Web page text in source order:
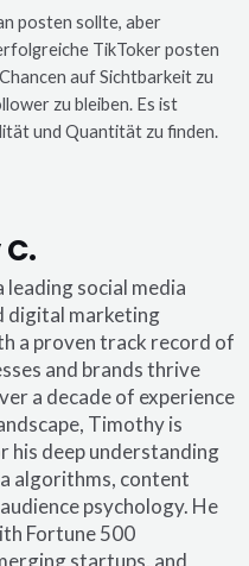
posten sollte, aber
TikToker posten
auf Sichtbarkeit zu
zu bleiben. Es ist
und Quantität zu finden.
leading social media
digital marketing
a proven track record of
and brands thrive
a decade of experience
Timothy is
his deep understanding
algorithms, content
psychology. He
Fortune 500